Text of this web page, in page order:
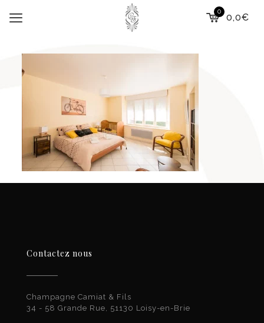
0
0,0€
Contactez nous
Champagne Camiat & Fils
34 - 58 Grande Rue, 51130 Loisy-en-Brie